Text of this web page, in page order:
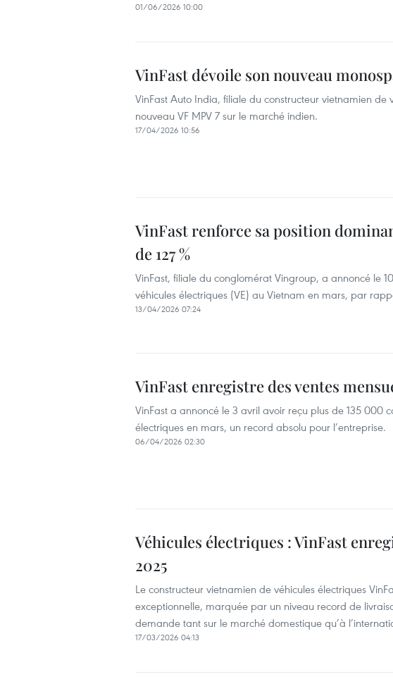
01/06/2026 10:00
VinFast dévoile son nouveau
VinFast Auto India, filiale du constructeur vietnamien de
nouveau VF MPV 7 sur le marché indien.
17/04/2026 10:56
VinFast renforce sa position
de 127 %
VinFast, filiale du conglomérat Vingroup, a annoncé le
véhicules électriques (VE) au Vietnam en mars, par
13/04/2026 07:24
VinFast enregistre des ventes
VinFast a annoncé le 3 avril avoir reçu plus de 135 000
électriques en mars, un record absolu pour l’entreprise.
06/04/2026 02:30
Véhicules électriques : VinFast
2025
Le constructeur vietnamien de véhicules électriques
exceptionnelle, marquée par un niveau record de
demande tant sur le marché domestique qu’à
17/03/2026 04:13